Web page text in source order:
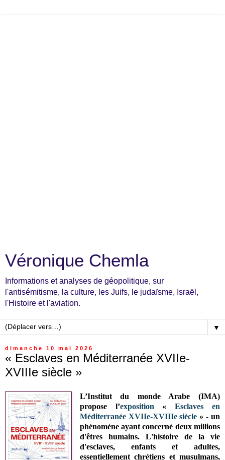
Véronique Chemla
Informations et analyses de géopolitique, sur
l'antisémitisme, la culture, les Juifs, le judaïsme, Israël,
l'Histoire et l'aviation.
▼
dimanche 10 mai 2026
« Esclaves en Méditerranée XVIIe-
XVIIIe siècle »
L’Institut du monde Arabe (IMA)
propose l’exposition «Esclaves en
Méditerranée XVIIe-XVIIIe siècle » - un
phénomène ayant concerné deux millions
d'êtres humains. L'histoire de la vie
d'esclaves, enfants et adultes,
essentiellement chrétiens et musulmans,